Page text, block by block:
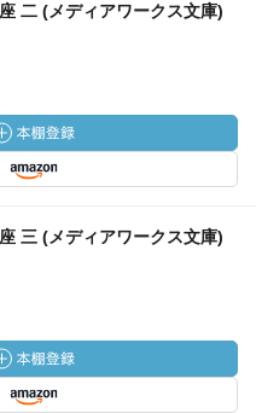
二 (メディアワークス文庫)
三 (メディアワークス文庫)